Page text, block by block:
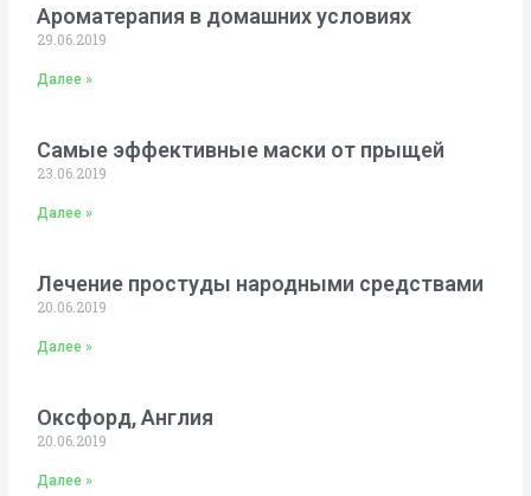
Ароматерапия в домашних условиях
29.06.2019
Далее »
Самые эффективные маски от прыщей
23.06.2019
Далее »
Лечение простуды народными средствами
20.06.2019
Далее »
Оксфорд, Англия
20.06.2019
Далее »